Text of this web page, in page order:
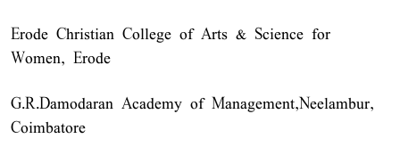
Erode Christian College of Arts & Science for
Women, Erode
G.R.Damodaran Academy of Management,Neelambur,
Coimbatore